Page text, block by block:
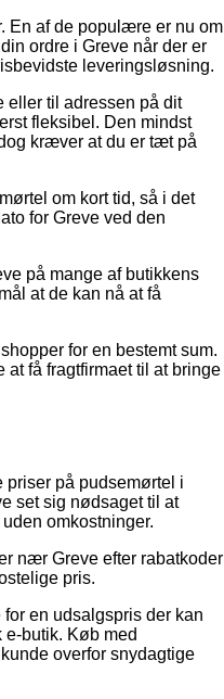
En af de populære er nu om
ordre i Greve når der er
leveringsløsning.
til adressen på dit
fleksibel. Den mindst
kræver at du er tæt på
om kort tid, så i det
for Greve ved den
på mange af butikkens
at de kan nå at få
for en bestemt sum.
få fragtfirmaet til at bringe
priser på pudsemørtel i
set sig nødsaget til at
omkostninger.
nær Greve efter rabatkoder
pris.
en udsalgspris der kan
butik. Køb med
overfor snydagtige